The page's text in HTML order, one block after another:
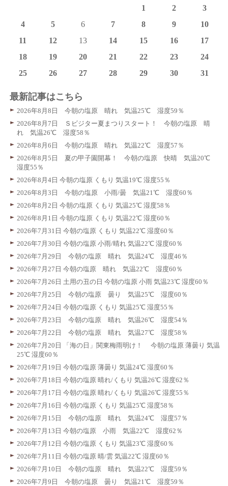
1
2
3
4
5 6 7 8 9
10
11
12 13 14 15 16
17
18
19 20 21 22 23
24
25
26 27 28 29 30 31
最新記事はこちら
2026年8月8日 今朝の塩原 晴れ 気温25℃ 湿度59％
2026年8月7日 Ｓビジター夏まつりスタート！ 今朝の塩原 晴
れ 気温26℃ 湿度58％
2026年8月6日 今朝の塩原 晴れ 気温22℃ 湿度57％
2026年8月5日 夏の甲子園開幕！ 今朝の塩原 快晴 気温20℃
湿度55％
2026年8月4日 今朝の塩原 くもり 気温19℃ 湿度55％
2026年8月3日 今朝の塩原 小雨/曇 気温21℃ 湿度60％
2026年8月2日 今朝の塩原 くもり 気温25℃ 湿度58％
2026年8月1日 今朝の塩原 くもり 気温22℃ 湿度60％
2026年7月31日 今朝の塩原 くもり 気温22℃ 湿度60％
2026年7月30日 今朝の塩原 小雨/晴れ 気温22℃ 湿度60％
2026年7月29日 今朝の塩原 晴れ 気温24℃ 湿度46％
2026年7月27日 今朝の塩原 晴れ 気温22℃ 湿度60％
2026年7月26日 土用の丑の日 今朝の塩原 小雨 気温23℃ 湿度60％
2026年7月25日 今朝の塩原 曇り 気温25℃ 湿度60％
2026年7月24日 今朝の塩原 くもり 気温25℃ 湿度55％
2026年7月23日 今朝の塩原 晴れ 気温26℃ 湿度54％
2026年7月22日 今朝の塩原 晴れ 気温27℃ 湿度58％
2026年7月20日 「海の日」関東梅雨明け！ 今朝の塩原 薄曇り 気温
25℃ 湿度60％
2026年7月19日 今朝の塩原 薄曇り 気温24℃ 湿度60％
2026年7月18日 今朝の塩原 晴れ/くもり 気温26℃ 湿度62％
2026年7月17日 今朝の塩原 晴れ/くもり 気温26℃ 湿度55％
2026年7月16日 今朝の塩原 くもり 気温25℃ 湿度58％
2026年7月15日 今朝の塩原 晴れ 気温24℃ 湿度57％
2026年7月13日 今朝の塩原 小雨 気温22℃ 湿度62％
2026年7月12日 今朝の塩原 くもり 気温23℃ 湿度60％
2026年7月11日 今朝の塩原 晴/雲 気温22℃ 湿度60％
2026年7月10日 今朝の塩原 晴れ 気温22℃ 湿度59％
2026年7月9日 今朝の塩原 曇り 気温21℃ 湿度59％